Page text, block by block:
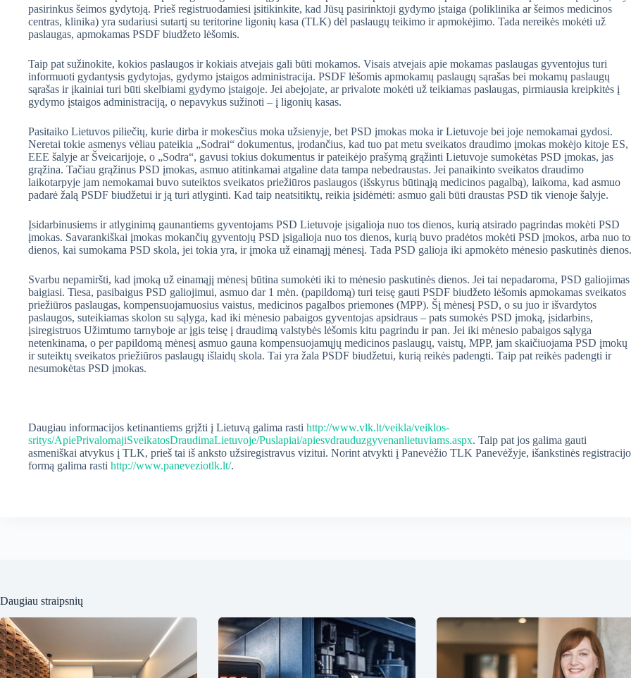
pasirinkus šeimos gydytoją. Prieš registruodamiesi įsitikinkite, kad Jūsų pasirinktoji gydymo įstaiga (poliklinika ar šeimos medicinos
centras, klinika) yra sudariusi sutartį su teritorine ligonių kasa (TLK) dėl paslaugų teikimo ir apmokėjimo. Tada nereikės mokėti už
paslaugas, apmokamas PSDF biudžeto lėšomis.
Taip pat sužinokite, kokios paslaugos ir kokiais atvejais gali būti mokamos. Visais atvejais apie mokamas paslaugas gyventojus turi
informuoti gydantysis gydytojas, gydymo įstaigos administracija. PSDF lėšomis apmokamų paslaugų sąrašas bei mokamų paslaugų
sąrašas ir įkainiai turi būti skelbiami gydymo įstaigoje. Jei abejojate, ar privalote mokėti už teikiamas paslaugas, pirmiausia kreipkitės į
gydymo įstaigos administraciją, o nepavykus sužinoti – į ligonių kasas.
Pasitaiko Lietuvos piliečių, kurie dirba ir mokesčius moka užsienyje, bet PSD įmokas moka ir Lietuvoje bei joje nemokamai gydosi.
Neretai tokie asmenys vėliau pateikia „Sodrai“ dokumentus, įrodančius, kad tuo pat metu sveikatos draudimo įmokas mokėjo kitoje ES,
EEE šalyje ar Šveicarijoje, o „Sodra“, gavusi tokius dokumentus ir pateikėjo prašymą grąžinti Lietuvoje sumokėtas PSD įmokas, jas
grąžina. Tačiau grąžinus PSD įmokas, asmuo atitinkamai atgaline data tampa nebedraustas. Jei panaikinto sveikatos draudimo
laikotarpyje jam nemokamai buvo suteiktos sveikatos priežiūros paslaugos (išskyrus būtinąją medicinos pagalbą), laikoma, kad asmuo
padarė žalą PSDF biudžetui ir ją turi atlyginti. Kad taip neatsitiktų, reikia įsidėmėti: asmuo gali būti draustas PSD tik vienoje šalyje.
Įsidarbinusiems ir atlyginimą gaunantiems gyventojams PSD Lietuvoje įsigalioja nuo tos dienos, kurią atsirado pagrindas mokėti PSD
įmokas. Savarankiškai įmokas mokančių gyventojų PSD įsigalioja nuo tos dienos, kurią buvo pradėtos mokėti PSD įmokos, arba nuo
dienos, kai sumokama PSD skola, jei tokia yra, ir įmoka už einamąjį mėnesį. Tada PSD galioja iki apmokėto mėnesio paskutinės dienos.
Svarbu nepamiršti, kad įmoką už einamąjį mėnesį būtina sumokėti iki to mėnesio paskutinės dienos. Jei tai nepadaroma, PSD galiojimas
baigiasi. Tiesa, pasibaigus PSD galiojimui, asmuo dar 1 mėn. (papildomą) turi teisę gauti PSDF biudžeto lėšomis apmokamas sveikatos
priežiūros paslaugas, kompensuojamuosius vaistus, medicinos pagalbos priemones (MPP). Šį mėnesį PSD, o su juo ir išvardytos
paslaugos, suteikiamas skolon su sąlyga, kad iki mėnesio pabaigos gyventojas apsidraus – pats sumokės PSD įmoką, įsidarbins,
įsiregistruos Užimtumo tarnyboje ar įgis teisę į draudimą valstybės lėšomis kitu pagrindu ir pan. Jei iki mėnesio pabaigos sąlyga
netenkinama, o per papildomą mėnesį asmuo gauna kompensuojamųjų medicinos paslaugų, vaistų, MPP, jam skaičiuojama PSD įmokų
ir suteiktų sveikatos priežiūros paslaugų išlaidų skola. Tai yra žala PSDF biudžetui, kurią reikės padengti. Taip pat reikės padengti ir
nesumokėtas PSD įmokas.
Daugiau informacijos ketinantiems grįžti į Lietuvą galima rasti http://www.vlk.lt/veikla/veiklos-
sritys/ApiePrivalomajiSveikatosDraudimaLietuvoje/Puslapiai/apiesvdrauduzgyvenanlietuviams.aspx. Taip pat jos galima gauti
asmeniškai atvykus į TLK, prieš tai iš anksto užsiregistravus vizitui. Norint atvykti į Panevėžio TLK Panevėžyje, išankstinės
formą galima rasti http://www.paneveziotlk.lt/.
Daugiau straipsnių